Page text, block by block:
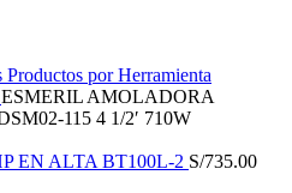
Productos por Herramienta
ESMERIL AMOLADORA
115 4 1/2′ 710W
EN ALTA BT100L-2 S/735.00